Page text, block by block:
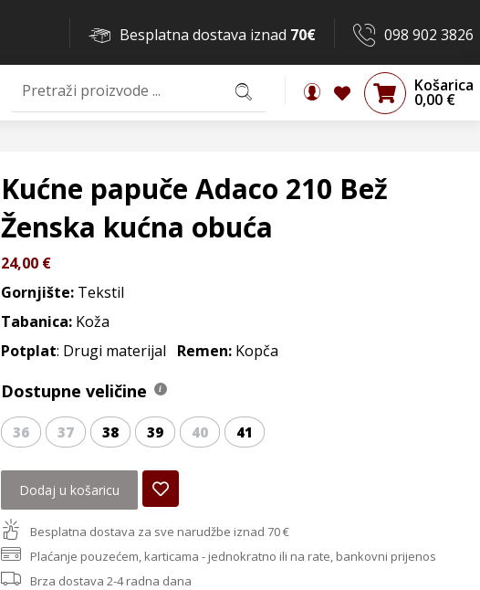
098 902 3826
Besplatna dostava iznad 70€
Košarica
0,00 €
Kućne papuče Adaco 210 Bež
Ženska kućna obuća
24,00 €
Gornjište:Tekstil
Tabanica:Koža
Potplat: Drugi materijal Remen:Kopča
Dostupne veličine
36 37 38 39 40 41
Dodaj u košaricu
Besplatna dostava za sve narudžbe iznad 70 €
Plaćanje pouzećem, karticama - jednokratno ili na rate, bankovni prijenos
Brza dostava 2-4 radna dana